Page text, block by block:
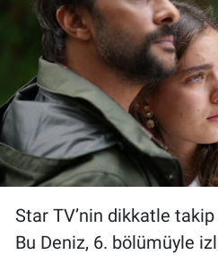
Star TV’nin dikkatle
Bu Deniz, 6. bölümüyle